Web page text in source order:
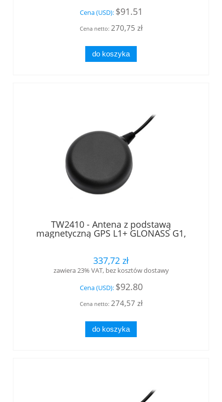
Cena (USD): $91.51
Cena netto: 270,75 zł
do koszyka
TW2410 - Antena z podstawą
magnetyczną GPS L1+ GLONASS G1,
zakres 1572.5 - 1578 MHz, kabel 5m ze
337,72 zł
zawiera 23% VAT, bez kosztów dostawy
Cena (USD): $92.80
Cena netto: 274,57 zł
do koszyka